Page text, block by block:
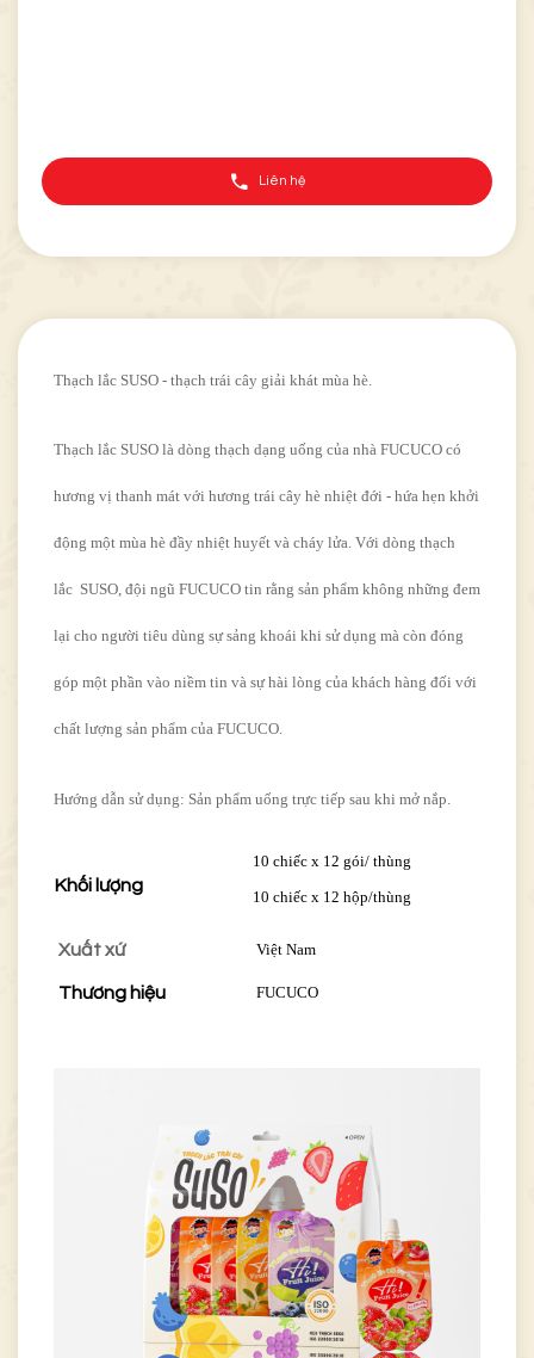
Liên hệ
Thạch lắc SUSO - thạch trái cây giải khát mùa hè.
Thạch lắc SUSO là dòng thạch dạng uống của nhà FUCUCO có
hương vị thanh mát với hương trái cây hè nhiệt đới - hứa hẹn khởi
động một mùa hè đầy nhiệt huyết và cháy lửa. Với dòng thạch
lắc SUSO, đội ngũ FUCUCO tin rằng sản phẩm không những đem
lại cho người tiêu dùng sự sảng khoái khi sử dụng mà còn đóng
góp một phần vào niềm tin và sự hài lòng của khách hàng đối với
chất lượng sản phẩm của FUCUCO.
Hướng dẫn sử dụng: Sản phẩm uống trực tiếp sau khi mở nắp.
Khối lượng
10 chiếc x 12 gói/ thùng
10 chiếc x 12 hộp/thùng
Xuất xứ Việt Nam
Thương hiệu FUCUCO